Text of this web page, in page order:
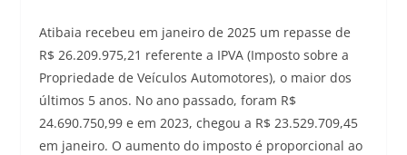
Atibaia recebeu em janeiro de 2025 um repasse de
R$ 26.209.975,21 referente a IPVA (Imposto sobre a
Propriedade de Veículos Automotores), o maior dos
últimos 5 anos. No ano passado, foram R$
24.690.750,99 e em 2023, chegou a R$ 23.529.709,45
em janeiro. O aumento do imposto é proporcional ao